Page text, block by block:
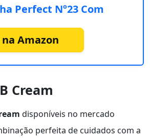
Perfect Nº23 Com
Amazon
Cream
disponíveis no mercado
perfeita de cuidados com a